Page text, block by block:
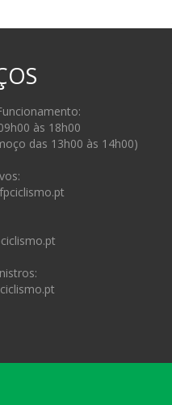
às 18h00
das 13h00 às 14h00)